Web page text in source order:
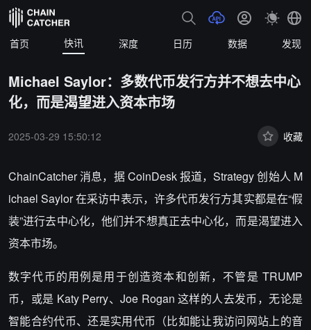
首页 快讯 深度 日历 数据 发现
Michael Saylor：多数代币发行方并不想去中心
化，而是渴望进入资本市场
2025-03-29 15:50:12 收藏
ChainCatcher 消息，据 CoinDesk 报道，Strategy 创始人 M
ichael Saylor 在采访中表示，许多代币发行方其实都是在“假
装”进行去中心化，他们并不想真正去中心化，而是渴望进入
资本市场。
数字代币的用例是用于创造资本和创新，不管是 TRUMP
币，或是 Katy Perry、Joe Rogan 这样的人去发币，无论是
智能合约代币、还是实用代币（比如能让我访问网站上的音